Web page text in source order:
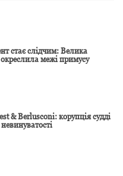
стає слідчим: Велика
межі примусу
& Berlusconi: корупція судді